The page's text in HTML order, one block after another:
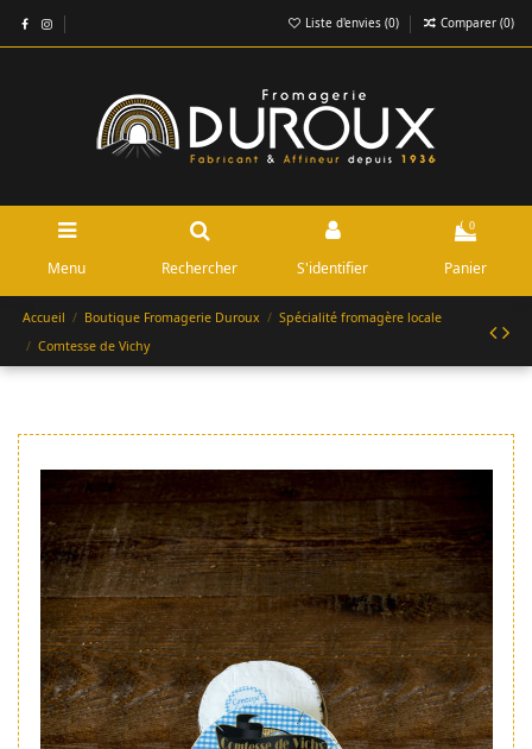
Liste d'envies (0) Comparer (0)
Menu Rechercher S'identifier
0
Panier
Accueil Boutique Fromagerie Duroux
Spécialité fromagère locale
Comtesse de Vichy